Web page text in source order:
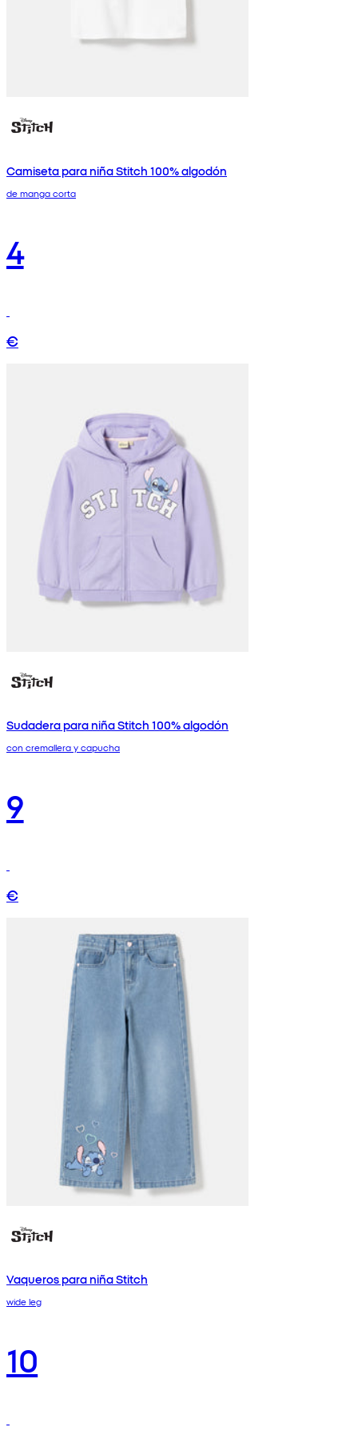
Camiseta para niña Stitch 100% algodón
de manga corta
4
€
Sudadera para niña Stitch 100% algodón
con cremallera y capucha
9
€
Vaqueros para niña Stitch
wide leg
10